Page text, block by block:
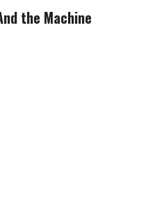
the Machine